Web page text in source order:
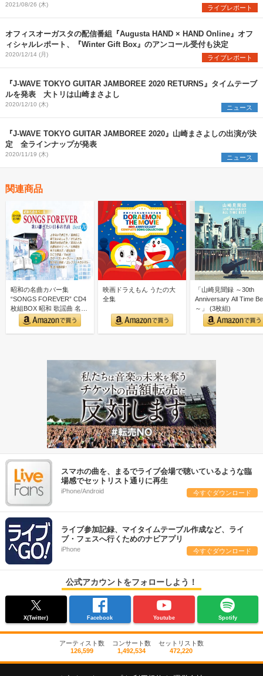
2021/08/26 (木) ライブレポート
オフィスオーガスタの配信番組『Augusta HAND × HAND Online』オフ
ィシャルレポート、『Winter Gift Box』のアンコール受付も決定
2020/12/14 (月) ライブレポート
『J-WAVE TOKYO GUITAR JAMBOREE 2020 RETURNS』タイムテーブ
ルを発表 大トリは山崎まさよし
2020/12/10 (木) ニュース
『J-WAVE TOKYO GUITAR JAMBOREE 2020』山崎まさよしの出演が決
定 全ラインナップが発表
2020/11/19 (木) ニュース
関連商品
昭和の名曲カバー集
“SONGS FOREVER” CD4
枚組BOX 昭和 歌謡曲 名曲
カバー集｜…
映画ドラえもん うたの大
全集
「山崎見聞録 ～30th
Anniversary All Time
～」 (3枚組)
スマホの曲を、まるでライブ会場で聴いているような臨
場感でセットリスト通りに再生
iPhone/Android 今すぐダウンロード
ライブ参加記録、マイタイムテーブル作成など、ライ
ブ・フェスへ行くためのナビアプリ
iPhone 今すぐダウンロード
公式アカウントをフォローしよう！
X(Twitter) Facebook Youtube Spotify
アーティスト数
126,599
コンサート数
1,492,534
セットリスト数
472,220